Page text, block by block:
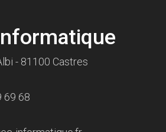
- 81100 Castres
69 68